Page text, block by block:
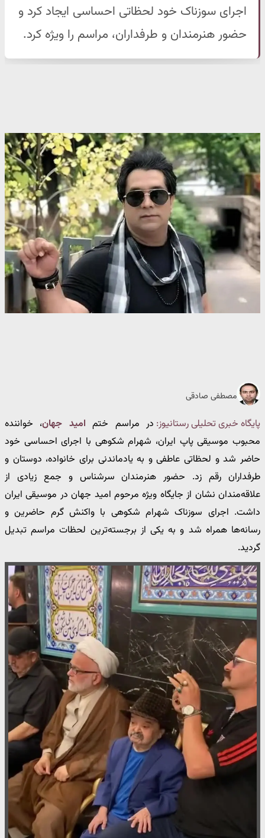
اجرای سوزناک خود لحظاتی احساسی ایجاد کرد و
حضور هنرمندان و طرفداران، مراسم را ویژه کرد.
مصطفی صادقی
پایگاه خبری تحلیلی رستانیوز: در مراسم ختم امید جهان، خواننده
محبوب موسیقی پاپ ایران، شهرام شکوهی با اجرای احساسی خود
حاضر شد و لحظاتی عاطفی و به یادماندنی برای خانواده، دوستان و
طرفداران رقم زد. حضور هنرمندان سرشناس و جمع زیادی از
علاقه‌مندان نشان از جایگاه ویژه مرحوم امید جهان در موسیقی ایران
داشت. اجرای سوزناک شهرام شکوهی با واکنش گرم حاضرین و
رسانه‌ها همراه شد و به یکی از برجسته‌ترین لحظات مراسم تبدیل
گردید.